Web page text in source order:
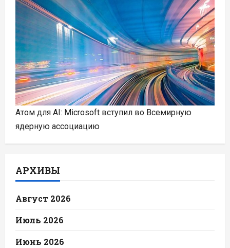
Атом для AI: Microsoft вступил во Всемирную
ядерную ассоциацию
АРХИВЫ
Август 2026
Июль 2026
Июнь 2026